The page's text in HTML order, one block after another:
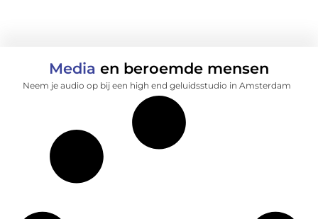
Media en beroemde mensen
Neem je audio op bij een high end geluidsstudio in Amsterdam